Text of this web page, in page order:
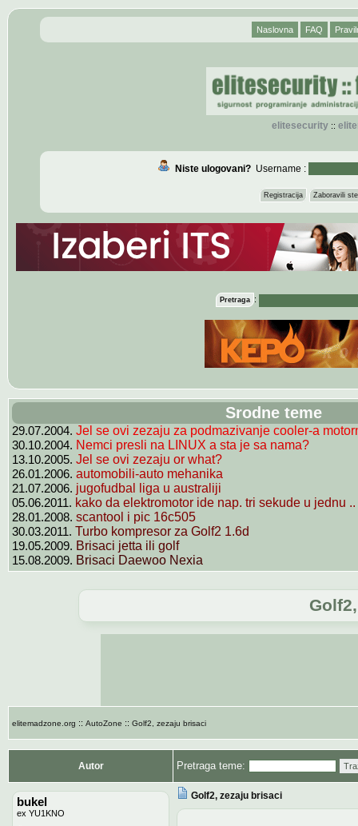
Naslovna FAQ
elitesecurity::
Niste ulogovani?Username :
Registracija Zaboravili
Pretraga :
Srodne teme
29.07.2004. Jel se ovi zezaju za podmazivanje cooler-a
30.10.2004. Nemci presli na LINUX a sta je sa nama?
13.10.2005. Jel se ovi zezaju or what?
26.01.2006. automobili-auto mehanika
21.07.2006. jugofudbal liga u australiji
05.06.2011. kako da elektromotor ide nap. tri sekude u jednu ..
28.01.2008. scantool i pic 16c505
30.03.2011. Turbo kompresor za Golf2 1.6d
19.05.2009. Brisaci jetta ili golf
15.08.2009. Brisaci Daewoo Nexia
elitemadzone.org :: AutoZone :: Golf2, zezaju brisaci
Autor Pretraga teme:
bukel
ex YU1KNO
Golf2, zezaju brisaci